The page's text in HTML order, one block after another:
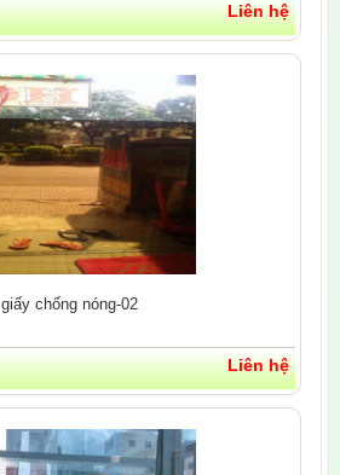
Liên hệ
giấy chống nóng-02
Liên hệ